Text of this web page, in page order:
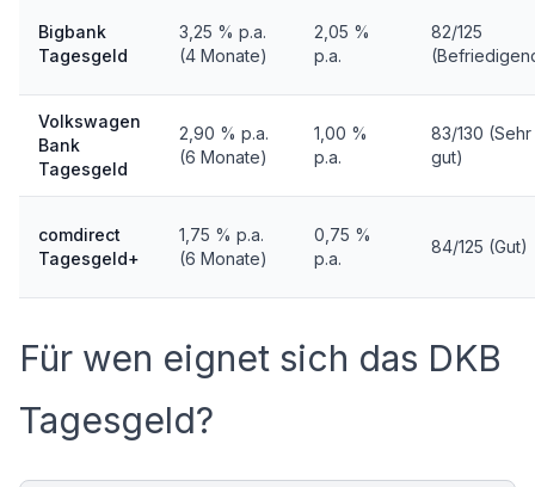
Bigbank
Tagesgeld
3,25 % p.a.
(4 Monate)
2,05 %
p.a.
82/125
Volkswagen
Bank
Tagesgeld
2,90 % p.a.
(6 Monate)
1,00 %
p.a.
83/130 (Sehr
gut)
comdirect
Tagesgeld+
1,75 % p.a.
(6 Monate)
0,75 %
p.a.
84/125 (Gut)
Für wen eignet sich das DKB
Tagesgeld?